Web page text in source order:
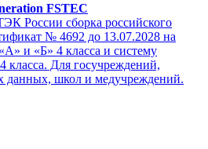
FSTEC
России сборка российского
№ 4692 до 13.07.2028 на
и «Б» 4 класса и систему
класса. Для госучреждений,
данных, школ и медучреждений.